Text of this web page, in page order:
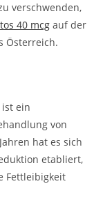
verschwenden,
40 mcg auf der
Österreich.
ein
von
hat es sich
etabliert,
Fettleibigkeit